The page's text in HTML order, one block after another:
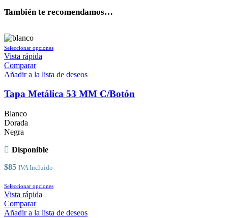
También te recomendamos…
Seleccionar opcionesEste
múltiples
Las
Vista rápida
Comparar
Añadir a la lista de deseos
Tapa Metálica 53 MM C/Botón
Blanco
Dorada
Negra
Disponible
$85 IVA Incluido
Seleccionar opcionesEste
múltiples
Vista rápida
Comparar
Añadir a la lista de deseos